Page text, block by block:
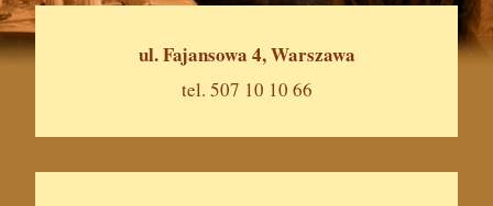
ul. Fajansowa 4, Warszawa
tel. 507 10 10 66